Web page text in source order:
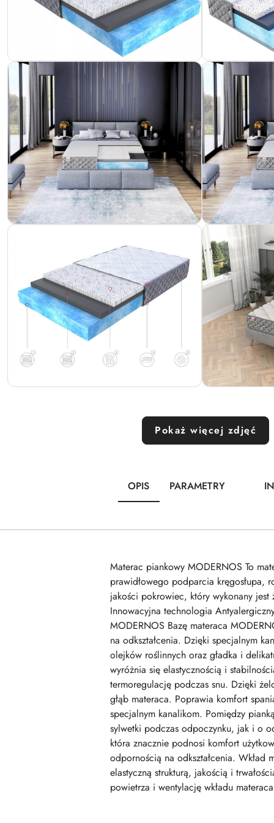
Pokaż więcej zdjęć
OPIS PARAMETRY
Materac piankowy MODERNOS To
prawidłowego podparcia kręgosłupa,
jakości pokrowiec, który wykonany
Innowacyjna technologia
MODERNOS Bazę materaca
na odkształcenia. Dzięki specjalnym
olejków roślinnych oraz gładka i
wyróżnia się elastycznością i
termoregulację podczas snu. Dzięki
głąb materaca. Poprawia komfort
specjalnym kanalikom. Pomiędzy
sylwetki podczas odpoczynku, jak i o
która znacznie podnosi komfort
odpornością na odkształcenia. Wkład
elastyczną strukturą, jakością i
powietrza i wentylację wkładu